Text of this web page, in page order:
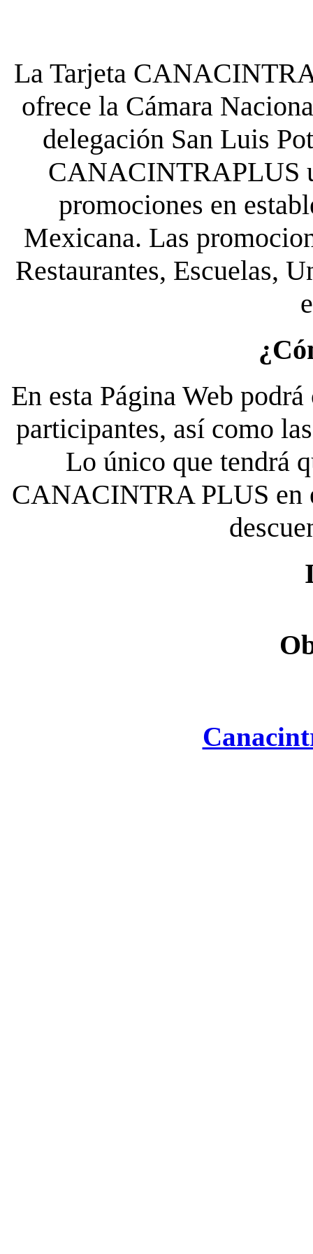
La Tarjeta
ofrece la Cámara
delegación San Luis
CANACINTRAPLUS
promociones en
Mexicana. Las
Restaurantes, Escuelas,
En esta Página Web
participantes, así como
Lo único que tendrá
CANACINTRA PLUS en